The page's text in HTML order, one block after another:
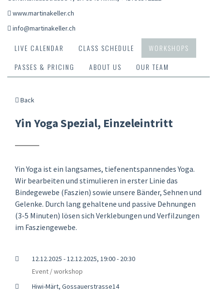
www.martinakeller.ch
info@martinakeller.ch
LIVE CALENDAR CLASS SCHEDULE
WORKSHOPS
PASSES & PRICING
ABOUT US OUR TEAM
Back
Yin Yoga Spezial, Einzeleintritt
Yin Yoga ist ein langsames, tiefenentspannendes Yoga.
Wir bearbeiten und stimulieren in erster Linie das
Bindegewebe (Faszien) sowie unsere Bänder, Sehnen und
Gelenke. Durch lang gehaltene und passive Dehnungen
(3-5 Minuten) lösen sich Verklebungen und Verfilzungen
im Fasziengewebe.
12.12.2025 - 12.12.2025, 19:00 - 20:30
Event / workshop
Hiwi-Märt, Gossauerstrasse14